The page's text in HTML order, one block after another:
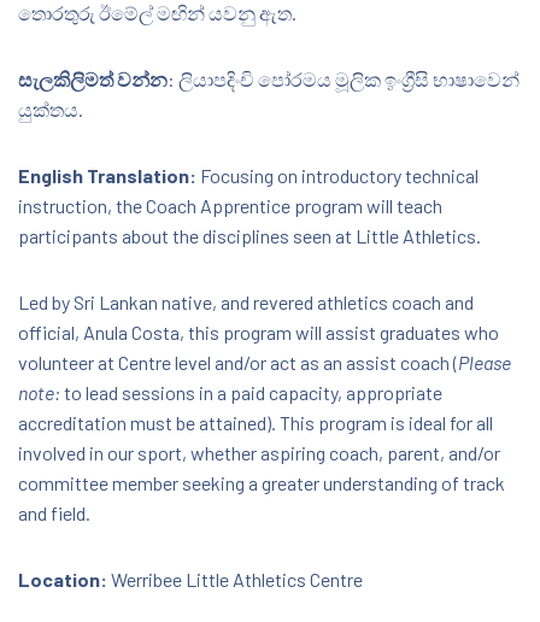
තොරතුරු ඊමේල් මඟින් යවනු ඇත.
සැලකිලිමත් වන්න: ලියාපදිංචි පෝරමය මූලික ඉංග්‍රීසි භාෂාවෙන්
යුක්තය.
English Translation: Focusing on introductory technical
instruction, the Coach Apprentice program will teach
participants about the disciplines seen at Little Athletics.
Led by Sri Lankan native, and revered athletics coach and
official, Anula Costa, this program will assist graduates who
volunteer at Centre level and/or act as an assist coach (Please
note: to lead sessions in a paid capacity, appropriate
accreditation must be attained). This program is ideal for all
involved in our sport, whether aspiring coach, parent, and/or
committee member seeking a greater understanding of track
and field.
Location: Werribee Little Athletics Centre